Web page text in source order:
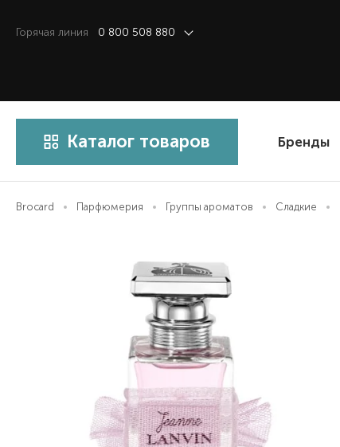
Горячая линия 0 800 508 880
Каталог товаров Бренды
Brocard Парфюмерия Группы ароматов Сладкие